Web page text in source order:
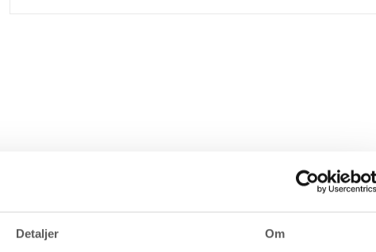
Detaljer Om
til alverdens overflader. Tørrer mat og tll dels vandfast op